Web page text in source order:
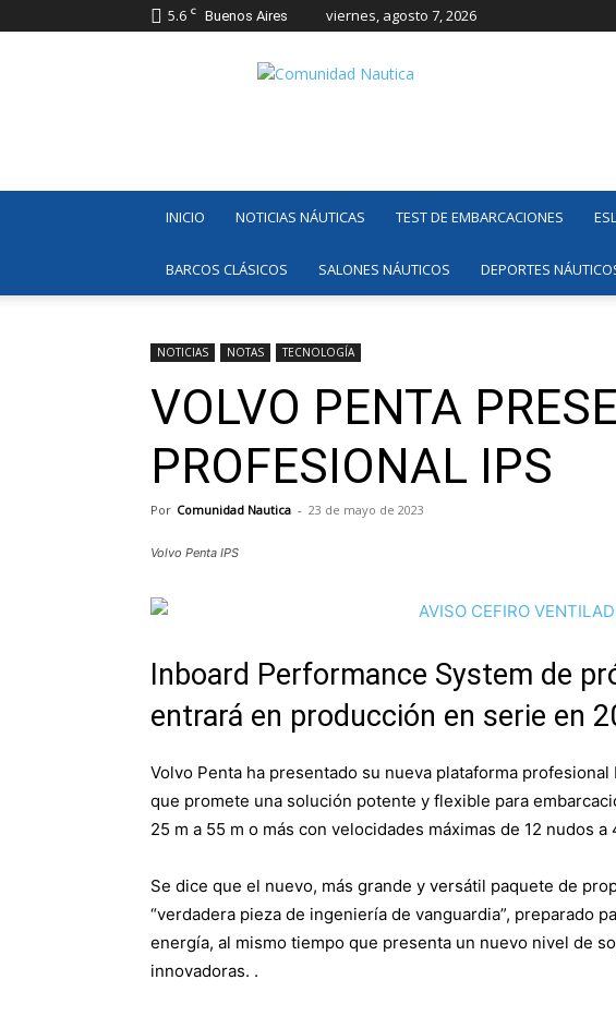
5.6 C Buenos Aires viernes, agosto 7, 2026
Comunidad
INICIO NOTICIAS NÁUTICAS TEST DE EMBARCACIONES
BARCOS CLÁSICOS SALONES NÁUTICOS DEPORTES
NOTICIAS NOTAS TECNOLOGÍA
VOLVO PENTA
PROFESIONAL IPS
Por Comunidad Nautica - 23 de mayo de 2023
Volvo Penta IPS
Inboard Performance System de
entrará en producción en serie en
Volvo Penta ha presentado su nueva plataforma
que promete una solución potente y flexible para
25 m a 55 m o más con velocidades máximas de 12 nudos a
Se dice que el nuevo, más grande y versátil paquete de
“verdadera pieza de ingeniería de vanguardia”, preparado
energía, al mismo tiempo que presenta un nuevo nivel de
innovadoras. .